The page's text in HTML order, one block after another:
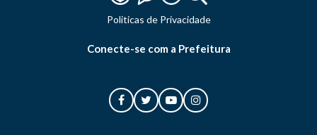
Politicas de Privacidade
Conecte-se com a Prefeitura